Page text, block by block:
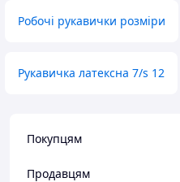
Робочі рукавички розміри
Рукавичка латексна 7/s 12
Покупцям
Продавцям